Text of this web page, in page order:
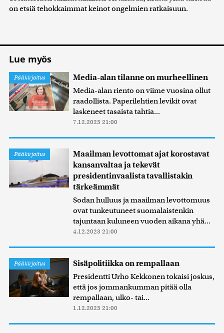
on etsiä tehokkaimmat keinot ongelmien ratkaisuun.
Lue myös
Pääkirjoitus Media-alan tilanne on murheellinen
Media-alan riento on viime vuosina ollut
raadollista. Paperilehtien levikit ovat
laskeneet tasaista tahtia...
7.12.2023 21:00
Pääkirjoitus
Maailman levottomat ajat korostavat
kansanvaltaa ja tekevät
presidentinvaalista tavallistakin
tärkeämmät
Sodan hulluus ja maailman levottomuus
ovat tunkeutuneet suomalaistenkin
tajuntaan kuluneen vuoden aikana yhä...
4.12.2023 21:00
Pääkirjoitus Sisäpolitiikka on rempallaan
Presidentti Urho Kekkonen tokaisi joskus,
että jos jommankumman pitää olla
rempallaan, ulko- tai...
1.12.2023 21:00